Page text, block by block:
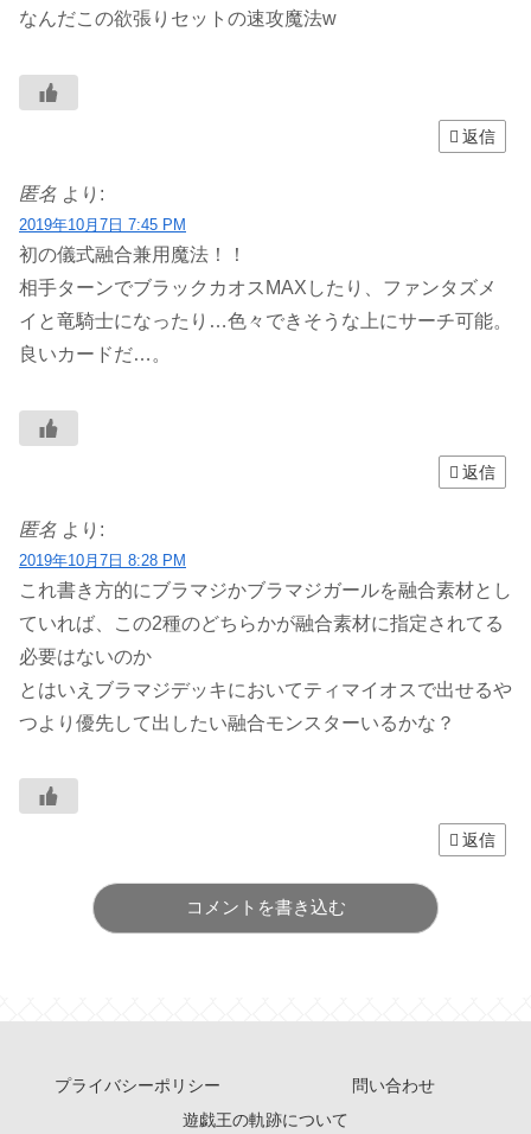
なんだこの欲張りセットの速攻魔法w
返信
匿名 より:
2019年10月7日 7:45 PM
初の儀式融合兼用魔法！！
相手ターンでブラックカオスMAXしたり、ファンタズメ
イと竜騎士になったり…色々できそうな上にサーチ可能。
良いカードだ…。
返信
匿名 より:
2019年10月7日 8:28 PM
これ書き方的にブラマジかブラマジガールを融合素材とし
ていれば、この2種のどちらかが融合素材に指定されてる
必要はないのか
とはいえブラマジデッキにおいてティマイオスで出せるや
つより優先して出したい融合モンスターいるかな？
返信
コメントを書き込む
プライバシーポリシー
問い合わせ
遊戯王の軌跡について